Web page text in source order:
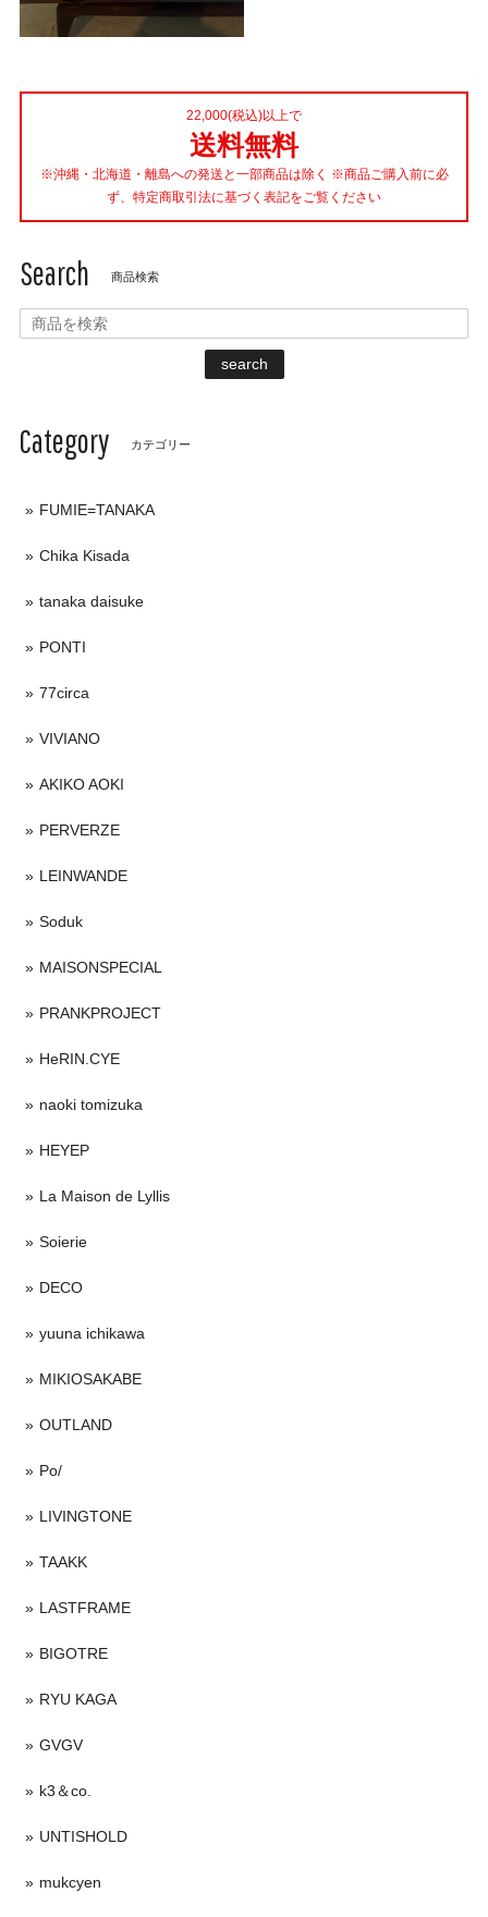
22,000(税込)以上で
送料無料
※沖縄・北海道・離島への発送と一部商品は除く ※商品ご購入前に必
ず、特定商取引法に基づく表記をご覧ください
Search 商品検索
search
Category カテゴリー
FUMIE=TANAKA
Chika Kisada
tanaka daisuke
PONTI
77circa
VIVIANO
AKIKO AOKI
PERVERZE
LEINWANDE
Soduk
MAISONSPECIAL
PRANKPROJECT
HeRIN.CYE
naoki tomizuka
HEYEP
La Maison de Lyllis
Soierie
DECO
yuuna ichikawa
MIKIOSAKABE
OUTLAND
Po/
LIVINGTONE
TAAKK
LASTFRAME
BIGOTRE
RYU KAGA
GVGV
k3＆co.
UNTISHOLD
mukcyen